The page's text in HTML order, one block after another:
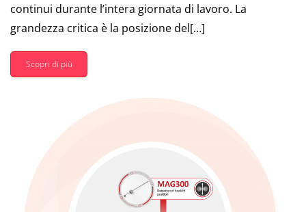
continui durante l’intera giornata di lavoro. La
grandezza critica è la posizione del[…]
Scopri di più